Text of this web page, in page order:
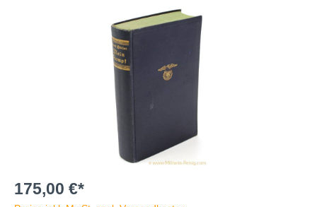
175,00 €*